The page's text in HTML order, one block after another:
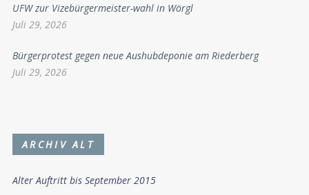
UFW zur Vizebürgermeister-wahl in Wörgl
Juli 29, 2026
Bürgerprotest gegen neue Aushubdeponie am Riederberg
Juli 29, 2026
ARCHIV ALT
Alter Auftritt bis September 2015